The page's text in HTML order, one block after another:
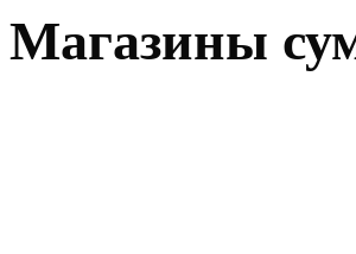
Магазины